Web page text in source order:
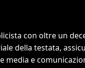
con oltre un
della testata,
e